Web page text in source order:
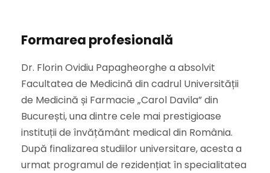
Formarea profesională
Dr. Florin Ovidiu Papagheorghe a absolvit
Facultatea de Medicină din cadrul Universității
de Medicină și Farmacie „Carol Davila” din
București, una dintre cele mai prestigioase
instituții de învățământ medical din România.
După finalizarea studiilor universitare, acesta a
urmat programul de rezidențiat în specialitatea